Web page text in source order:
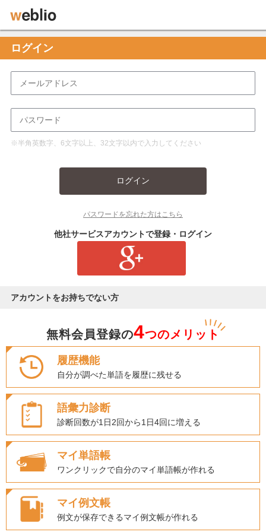
ログイン
※半角英数字、6文字以上、32文字以内で入力してください
ログイン
パスワードを忘れた方はこちら
他社サービスアカウントで登録・ログイン
アカウントをお持ちでない方
無料会員登録の4つのメリット
履歴機能
自分が調べた単語を履歴に残せる
語彙力診断
診断回数が1日2回から1日4回に増える
マイ単語帳
ワンクリックで自分のマイ単語帳が作れる
マイ例文帳
例文が保存できるマイ例文帳が作れる